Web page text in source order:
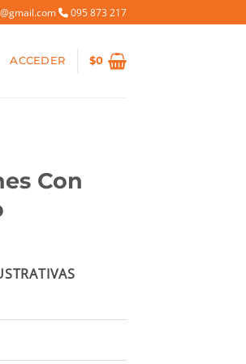
095 873 217
ACCEDER $0
Con